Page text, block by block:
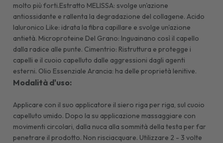
molto più forti.Estratto MELISSA: svolge un'azione
antiossidante e rallenta la degradazione del collagene. Acido
Ialuronico Like: idrata la fibra capillare e svolge un'azione
antietà. Microproteine Del Grano: Inguainano così il capello
dalla radice alle punte. Cimentrio: Ristruttura e protegge i
capelli e il cuoio capelluto dalle aggressioni dagli agenti
esterni. Olio Essenziale Arancia: ha delle proprietà lenitive.
Modalità d'uso:
Applicare con il suo applicatore il siero riga per riga, sul cuoio
capelluto umido. Dopo la su applicazione massaggiare con
movimenti circolari, dalla nuca alla sommità della testa per far
penetrare il prodotto. Non risciacquare. Utilizzare 2 - 3 volte